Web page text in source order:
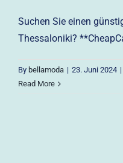
Suchen Sie einen
Thessaloniki?
By bellamoda | 23. Juni 2024 |
Read More